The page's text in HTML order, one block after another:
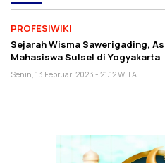
PROFESIWIKI
Sejarah Wisma Sawerigading,
Mahasiswa Sulsel di Yogyakarta
Senin, 13 Februari 2023 - 21:12 WITA